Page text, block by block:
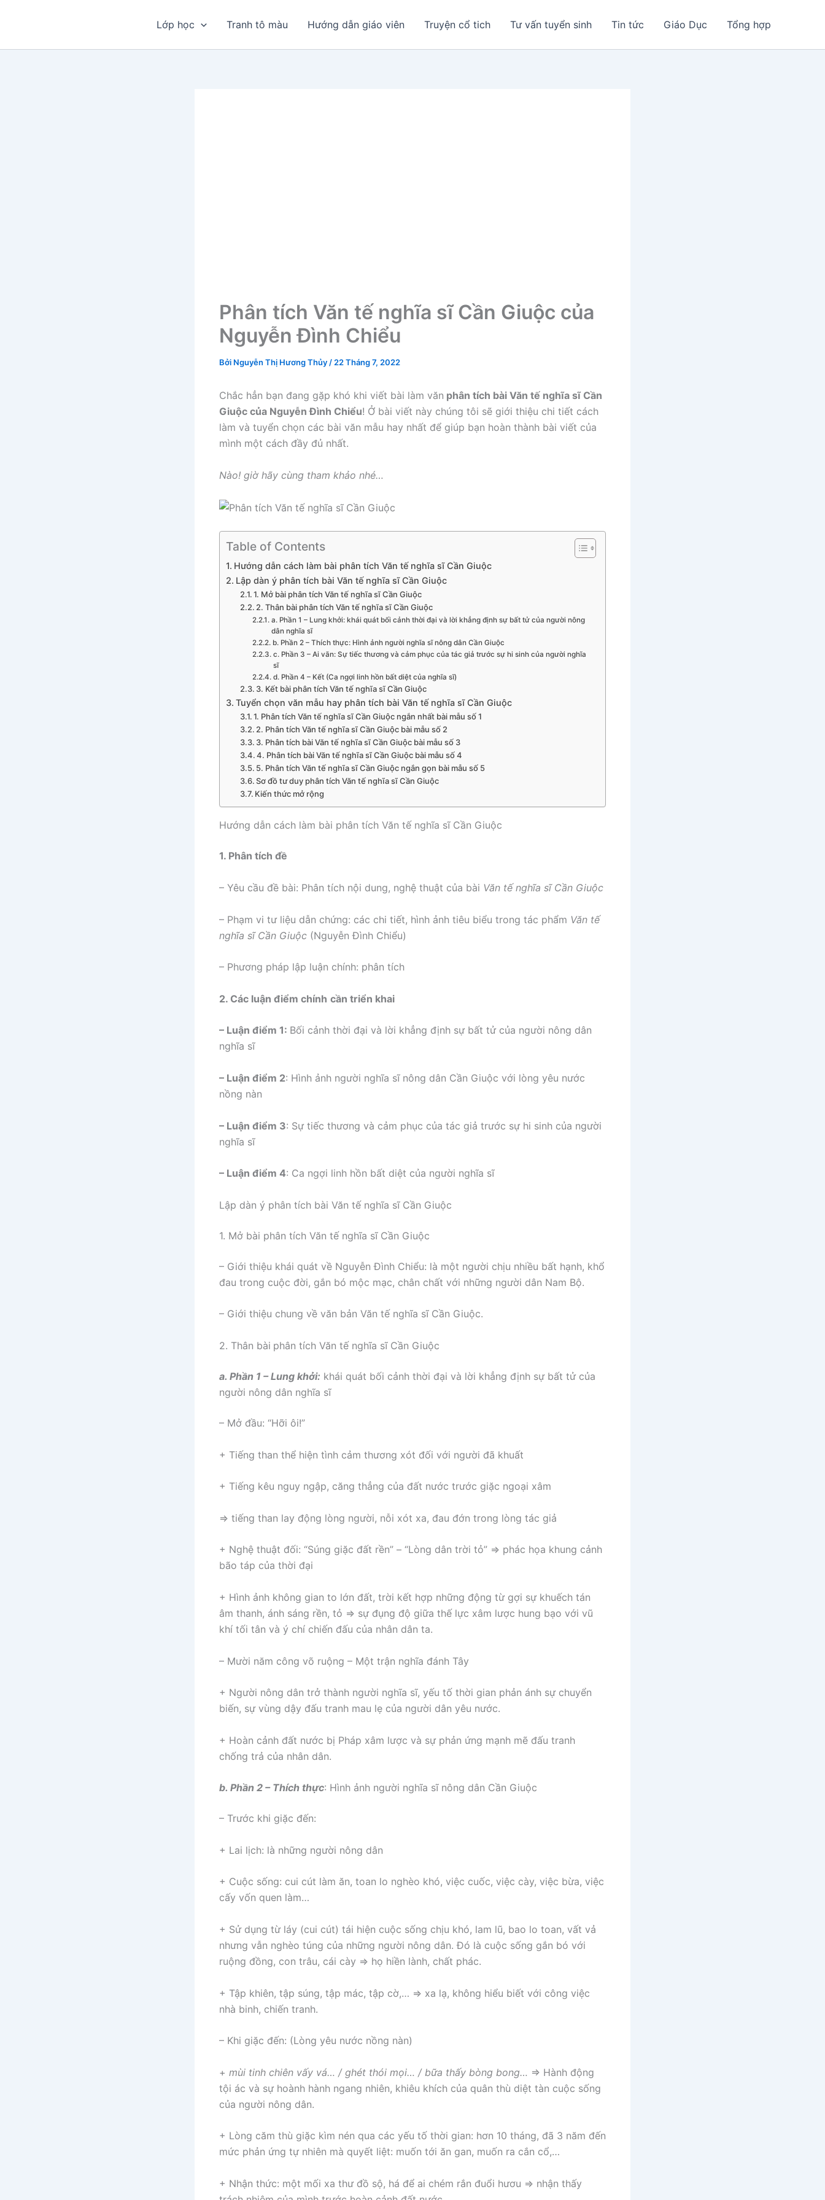
Lớp học Tranh tô màu Hướng dẫn giáo viên Truyện cổ tich Tư vấn tuyển sinh Tin tức Giáo Dục Tổng hợp
Phân tích Văn tế nghĩa sĩ Cần Giuộc của
Nguyễn Đình Chiểu
Bởi Nguyễn Thị Hương Thủy / 22 Tháng 7, 2022
Chắc hẳn bạn đang gặp khó khi viết bài làm văn phân tích bài Văn tế nghĩa sĩ Cần
Giuộc của Nguyễn Đình Chiểu! Ở bài viết này chúng tôi sẽ giới thiệu chi tiết cách
làm và tuyển chọn các bài văn mẫu hay nhất để giúp bạn hoàn thành bài viết của
mình một cách đầy đủ nhất.
Nào! giờ hãy cùng tham khảo nhé…
Table of Contents
Hướng dẫn cách làm bài phân tích Văn tế nghĩa sĩ Cần Giuộc
Lập dàn ý phân tích bài Văn tế nghĩa sĩ Cần Giuộc
1. Mở bài phân tích Văn tế nghĩa sĩ Cần Giuộc
2. Thân bài phân tích Văn tế nghĩa sĩ Cần Giuộc
a. Phần 1 – Lung khởi: khái quát bối cảnh thời đại và lời khẳng định sự bất tử của người nông
dân nghĩa sĩ
b. Phần 2 – Thích thực: Hình ảnh người nghĩa sĩ nông dân Cần Giuộc
c. Phần 3 – Ai vãn: Sự tiếc thương và cảm phục của tác giả trước sự hi sinh của người nghĩa
sĩ
d. Phần 4 – Kết (Ca ngợi linh hồn bất diệt của nghĩa sĩ)
3. Kết bài phân tích Văn tế nghĩa sĩ Cần Giuộc
Tuyển chọn văn mẫu hay phân tích bài Văn tế nghĩa sĩ Cần Giuộc
1. Phân tích Văn tế nghĩa sĩ Cần Giuộc ngắn nhất bài mẫu số 1
2. Phân tích Văn tế nghĩa sĩ Cần Giuộc bài mẫu số 2
3. Phân tích bài Văn tế nghĩa sĩ Cần Giuộc bài mẫu số 3
4. Phân tích bài Văn tế nghĩa sĩ Cần Giuộc bài mẫu số 4
5. Phân tích Văn tế nghĩa sĩ Cần Giuộc ngắn gọn bài mẫu số 5
Sơ đồ tư duy phân tích Văn tế nghĩa sĩ Cần Giuộc
Kiến thức mở rộng
Hướng dẫn cách làm bài phân tích Văn tế nghĩa sĩ Cần Giuộc
1. Phân tích đề
– Yêu cầu đề bài: Phân tích nội dung, nghệ thuật của bài Văn tế nghĩa sĩ Cần Giuộc
– Phạm vi tư liệu dẫn chứng: các chi tiết, hình ảnh tiêu biểu trong tác phẩm Văn tế
nghĩa sĩ Cần Giuộc (Nguyễn Đình Chiểu)
– Phương pháp lập luận chính: phân tích
2. Các luận điểm chính cần triển khai
– Luận điểm 1: Bối cảnh thời đại và lời khẳng định sự bất tử của người nông dân
nghĩa sĩ
– Luận điểm 2: Hình ảnh người nghĩa sĩ nông dân Cần Giuộc với lòng yêu nước
nồng nàn
– Luận điểm 3: Sự tiếc thương và cảm phục của tác giả trước sự hi sinh của người
nghĩa sĩ
– Luận điểm 4: Ca ngợi linh hồn bất diệt của người nghĩa sĩ
Lập dàn ý phân tích bài Văn tế nghĩa sĩ Cần Giuộc
1. Mở bài phân tích Văn tế nghĩa sĩ Cần Giuộc
– Giới thiệu khái quát về Nguyễn Đình Chiểu: là một người chịu nhiều bất hạnh, khổ
đau trong cuộc đời, gắn bó mộc mạc, chân chất với những người dân Nam Bộ.
– Giới thiệu chung về văn bản Văn tế nghĩa sĩ Cần Giuộc.
2. Thân bài phân tích Văn tế nghĩa sĩ Cần Giuộc
a. Phần 1 – Lung khởi: khái quát bối cảnh thời đại và lời khẳng định sự bất tử của
người nông dân nghĩa sĩ
– Mở đầu: “Hỡi ôi!”
+ Tiếng than thể hiện tình cảm thương xót đối với người đã khuất
+ Tiếng kêu nguy ngập, căng thẳng của đất nước trước giặc ngoại xâm
=> tiếng than lay động lòng người, nỗi xót xa, đau đớn trong lòng tác giả
+ Nghệ thuật đối: “Súng giặc đất rền” – “Lòng dân trời tỏ” => phác họa khung cảnh
bão táp của thời đại
+ Hình ảnh không gian to lớn đất, trời kết hợp những động từ gợi sự khuếch tán
âm thanh, ánh sáng rền, tỏ => sự đụng độ giữa thế lực xâm lược hung bạo với vũ
khí tối tân và ý chí chiến đấu của nhân dân ta.
– Mười năm công võ ruộng – Một trận nghĩa đánh Tây
+ Người nông dân trở thành người nghĩa sĩ, yếu tố thời gian phản ánh sự chuyển
biến, sự vùng dậy đấu tranh mau lẹ của người dân yêu nước.
+ Hoàn cảnh đất nước bị Pháp xâm lược và sự phản ứng mạnh mẽ đấu tranh
chống trả của nhân dân.
b. Phần 2 – Thích thực: Hình ảnh người nghĩa sĩ nông dân Cần Giuộc
– Trước khi giặc đến:
+ Lai lịch: là những người nông dân
+ Cuộc sống: cui cút làm ăn, toan lo nghèo khó, việc cuốc, việc cày, việc bừa, việc
cấy vốn quen làm…
+ Sử dụng từ láy (cui cút) tái hiện cuộc sống chịu khó, lam lũ, bao lo toan, vất vả
nhưng vẫn nghèo túng của những người nông dân. Đó là cuộc sống gắn bó với
ruộng đồng, con trâu, cái cày => họ hiền lành, chất phác.
+ Tập khiên, tập súng, tập mác, tập cờ,… => xa lạ, không hiểu biết với công việc
nhà binh, chiến tranh.
– Khi giặc đến: (Lòng yêu nước nồng nàn)
+ mùi tinh chiên vấy vá… / ghét thói mọi… / bữa thấy bòng bong… => Hành động
tội ác và sự hoành hành ngang nhiên, khiêu khích của quân thù diệt tàn cuộc sống
của người nông dân.
+ Lòng căm thù giặc kìm nén qua các yếu tố thời gian: hơn 10 tháng, đã 3 năm đến
mức phản ứng tự nhiên mà quyết liệt: muốn tới ăn gan, muốn ra cắn cổ,…
+ Nhận thức: một mối xa thư đồ sộ, há để ai chém rắn đuổi hươu => nhận thấy